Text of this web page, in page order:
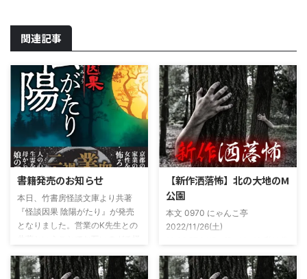
関連記事
書籍発売のお知らせ
本日、竹書房怪談文庫より共著
『怪談因果 陰陽がたり』が発売
となりました。営業のK先生との
上げましたので内容の濃さ・面白
【新作洒落怖】北の大地のM
公園
本文 0970 にゃんこ亭
2022/11/26(土)
に言うオカルト系な話がまあまあ
好きで、最近占いとかを副業で始